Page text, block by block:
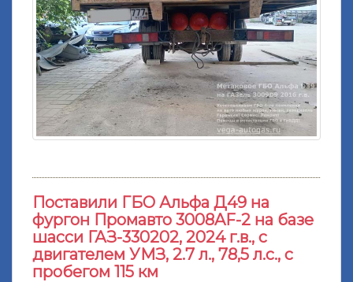
Поставили ГБО Альфа Д49 на
фургон Промавто 3008AF-2 на базе
шасси ГАЗ-330202, 2024 г.в., с
двигателем УМЗ, 2.7 л., 78,5 л.с., с
пробегом 115 км